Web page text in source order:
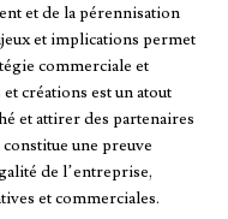
et de la pérennisation
et implications permet
commerciale et
créations est un atout
et attirer des partenaires
une preuve
de l’entreprise,
et commerciales.